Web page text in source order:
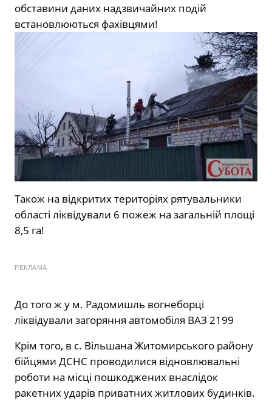
обставини даних надзвичайних подій
встановлюються фахівцями!
Також на відкритих територіях рятувальники
області ліквідували 6 пожеж на загальній площі
8,5 га!
РЕКЛАМА
До того ж у м. Радомишль вогнеборці
ліквідували загоряння автомобіля ВАЗ 2199
Крім того, в с. Вільшана Житомирського району
бійцями ДСНС проводилися відновлювальні
роботи на місці пошкоджених внаслідок
ракетних ударів приватних житлових будинків.